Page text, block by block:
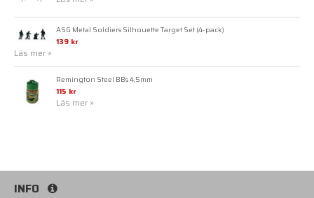
ASG Metal Soldiers Silhouette Target Set (4-pack)
139 kr
Läs mer »
Remington Steel BBs 4,5mm
115 kr
Läs mer »
INFO